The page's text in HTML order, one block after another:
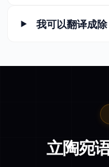
我可以翻译成
立陶宛